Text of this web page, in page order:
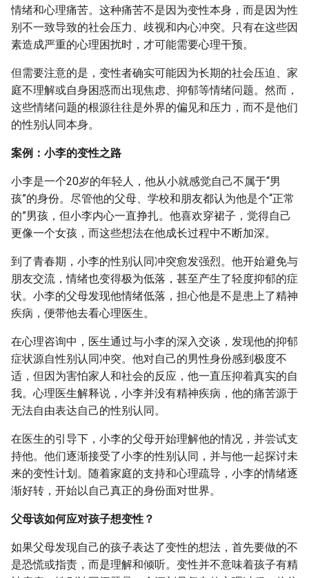
情绪和心理痛苦。这种痛苦不是因为变性本身，而是因为性
别不一致导致的社会压力、歧视和内心冲突。只有在这些因
素造成严重的心理困扰时，才可能需要心理干预。
但需要注意的是，变性者确实可能因为长期的社会压迫、家
庭不理解或自身困惑而出现焦虑、抑郁等情绪问题。然而，
这些情绪问题的根源往往是外界的偏见和压力，而不是他们
的性别认同本身。
案例：小李的变性之路
小李是一个20岁的年轻人，他从小就感觉自己不属于“男
孩”的身份。尽管他的父母、学校和朋友都认为他是个“正常
的”男孩，但小李内心一直挣扎。他喜欢穿裙子，觉得自己
更像一个女孩，而这些想法在他成长过程中不断加深。
到了青春期，小李的性别认同冲突愈发强烈。他开始避免与
朋友交流，情绪也变得极为低落，甚至产生了轻度抑郁的症
状。小李的父母发现他情绪低落，担心他是不是患上了精神
疾病，便带他去看心理医生。
在心理咨询中，医生通过与小李的深入交谈，发现他的抑郁
症状源自性别认同冲突。他对自己的男性身份感到极度不
适，但因为害怕家人和社会的反应，他一直压抑着真实的自
我。心理医生解释说，小李并没有精神疾病，他的痛苦源于
无法自由表达自己的性别认同。
在医生的引导下，小李的父母开始理解他的情况，并尝试支
持他。他们逐渐接受了小李的性别认同，并与他一起探讨未
来的变性计划。随着家庭的支持和心理疏导，小李的情绪逐
渐好转，开始以自己真正的身份面对世界。
父母该如何应对孩子想变性？
如果父母发现自己的孩子表达了变性的想法，首先要做的不
是恐慌或指责，而是理解和倾听。变性并不意味着孩子有精